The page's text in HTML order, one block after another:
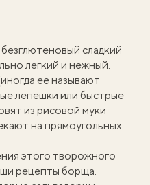
сладкий
легкий и нежный.
ее называют
лепешки или быстрые
из рисовой муки
на прямоугольных
этого творожного
рецепты борща.